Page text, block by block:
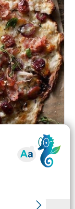
DÉCOUVRIR